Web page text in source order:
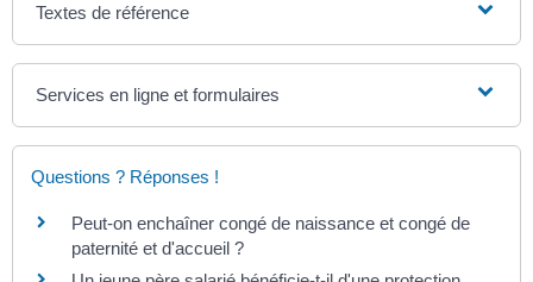
Textes de référence
Services en ligne et formulaires
Questions ? Réponses !
Peut-on enchaîner congé de naissance et congé de
paternité et d'accueil ?